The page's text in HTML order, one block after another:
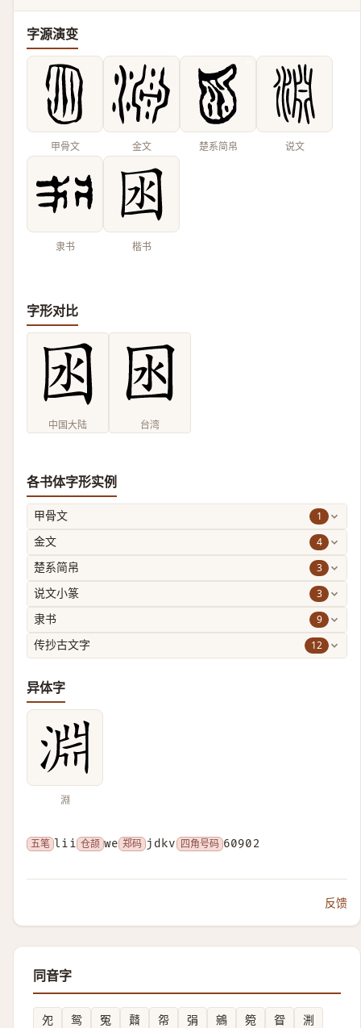
字源演变
甲骨文 金文 楚系简帛 说文
隶书 楷书
字形对比
中国大陆 台湾
各书体字形实例
甲骨文 1
金文 4
楚系简帛 3
说文小篆 3
隶书 9
传抄古文字 12
异体字
淵
五笔 lii 仓颉 we 郑码 jdkv 四角号码 60902
反馈
同音字
夗 鸳 冤 鼘 㠾 弲 鵷 箢 眢
渆